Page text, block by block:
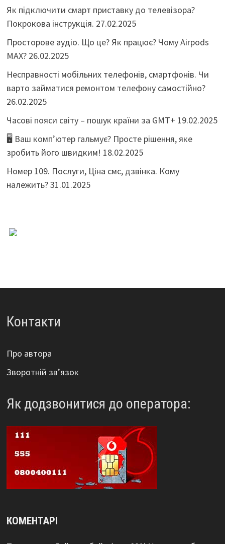
Як підключити смарт приставку до телевізора?
Покрокова інструкція. 27.02.2025
Просторове аудіо. Що це? Як працює? Чому Airpods
MAX? 26.02.2025
Несправності мобільних телефонів, смартфонів. Чи
варто займатися ремонтом телефону самостійно?
26.02.2025
Часові пояси світу – пошук країни за GMT+ 19.02.2025
🖥️ Ваш комп’ютер гальмує? Просте рішення, яке
зробить його швидким! 18.02.2025
Номер 109. Послуги, Ціна смс, дзвінка. Кому
належить?31.01.2025
Контакти
Про автора
Зворотній зв’язок
Як додзвонитися до оператора:
КОМЕНТАРІ